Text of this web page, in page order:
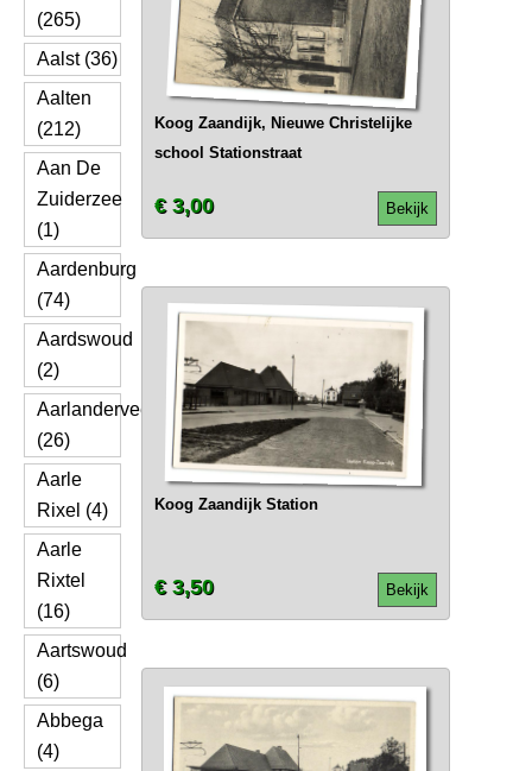
(265)
Aalst (36)
Aalten
(212)
Aan De
Zuiderzee
(1)
Aardenburg
(74)
Aardswoud
(2)
Aarlanderveen
(26)
Aarle
Rixel (4)
Aarle
Rixtel
(16)
Aartswoud
(6)
Abbega
(4)
Koog Zaandijk, Nieuwe Christelijke
school Stationstraat
Bekijk
€ 3,00
Koog Zaandijk Station
Bekijk
€ 3,50